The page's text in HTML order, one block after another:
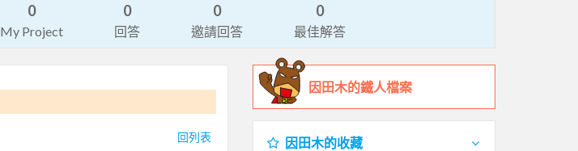
0
My Project
0
回答
0
邀請回答
0
最佳解答
回列表
因田木的鐵人檔案
因田木的收藏